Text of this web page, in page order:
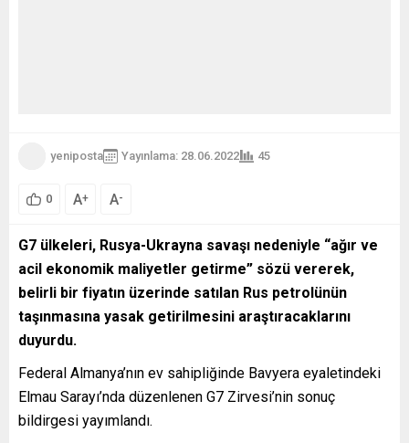
yeniposta Yayınlama: 28.06.2022 45
0 A+ A-
G7 ülkeleri, Rusya-Ukrayna savaşı nedeniyle “ağır ve
acil ekonomik maliyetler getirme” sözü vererek,
belirli bir fiyatın üzerinde satılan Rus petrolünün
taşınmasına yasak getirilmesini araştıracaklarını
duyurdu.
Federal Almanya’nın ev sahipliğinde Bavyera eyaletindeki
Elmau Sarayı’nda düzenlenen G7 Zirvesi’nin sonuç
bildirgesi yayımlandı.